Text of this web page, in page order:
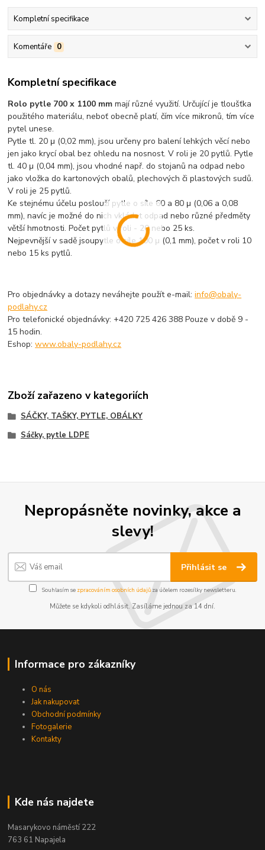
Kompletní specifikace
Komentáře 0
Kompletní specifikace
Rolo pytle 700 x 1100 mm mají různé využití. Určující je tloušťka
použitého materiálu, neboť obecně platí, čím více mikronů, tím více
pytel unese.
Pytle tl. 20 μ (0,02 mm), jsou určeny pro balení lehkých věcí nebo
jen jako krycí obal bez ohledu na nosnost. V roli je 20 pytlů.Pytle
tl. 40 μ (0,04 mm),jsou vhodné např. do stojanů na odpad nebo
jako vložka do kartonových obalů, plechových či plastových sudů.
V roli je 25 pytlů.
Ke stejnému účelu posloužípytle o síle 60 a 80 μ (0,06 a 0,08
mm), navíc je možné do nich vkládat odpad nebo různé předměty
větší hmotnosti. Počet pytlů v roli - 20 nebo 25 ks.
Nejpevnější v sadě jsoupytle o síle 100 μ (0,1 mm), počet v roli 10
nebo 15 ks pytlů.
Pro objednávky a dotazy neváhejte použít e-mail:info@obaly-
podlahy.cz
Pro telefonické objednávky: +420 725 426 388 Pouze v době 9 -
15 hodin.
Eshop:www.obaly-podlahy.cz
Zboží zařazeno v kategoriích
SÁČKY, TAŠKY, PYTLE, OBÁLKY
Sáčky, pytle LDPE
Nepropásněte novinky, akce a
slevy!
Přihlásit se
Souhlasím se zpracováním osobních údajůza účelem rozesílky newsletteru.
Můžete se kdykoli odhlásit. Zasíláme jednou za 14 dní.
Informace pro zákazníky
O nás
Jak nakupovat
Obchodní podmínky
Fotogalerie
Kontakty
Kde nás najdete
Masarykovo náměstí 222
763 61 Napajela